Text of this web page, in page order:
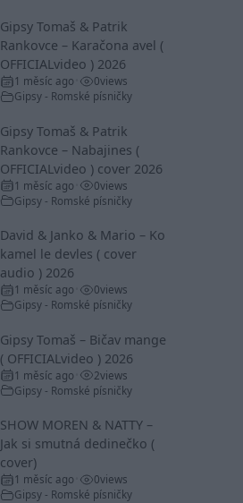
Gipsy Tomaš & Patrik
Rankovce – Karačona avel (
OFFICIALvideo ) 2026
1 měsíc ago 0views
Gipsy - Romské písničky
Gipsy Tomaš & Patrik
Rankovce – Nabajines (
OFFICIALvideo ) cover 2026
1 měsíc ago 0views
Gipsy - Romské písničky
David & Janko & Mario – Ko
kamel le devles ( cover
audio ) 2026
1 měsíc ago 0views
Gipsy - Romské písničky
Gipsy Tomaš – Bičav mange
( OFFICIALvideo ) 2026
1 měsíc ago 2views
Gipsy - Romské písničky
SHOW MOREN & NATTY –
Jak si smutná dedinečko (
cover)
1 měsíc ago 0views
Gipsy - Romské písničky